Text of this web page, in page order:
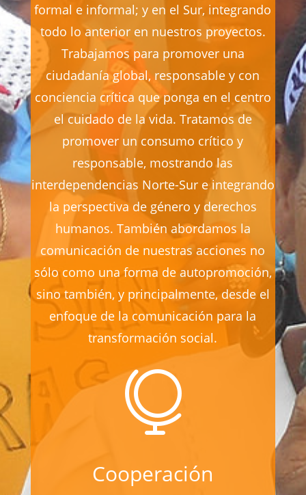
formal e informal; y en el Sur, integrando
todo lo anterior en nuestros proyectos.
Trabajamos para promover una
ciudadanía global, responsable y con
conciencia crítica que ponga en el centro
el cuidado de la vida. Tratamos de
promover un consumo crítico y
responsable, mostrando las
interdependencias Norte-Sur e integrando
la perspectiva de género y derechos
humanos. También abordamos la
comunicación de nuestras acciones no
sólo como una forma de autopromoción,
sino también, y principalmente, desde el
enfoque de la comunicación para la
transformación social.

Cooperación